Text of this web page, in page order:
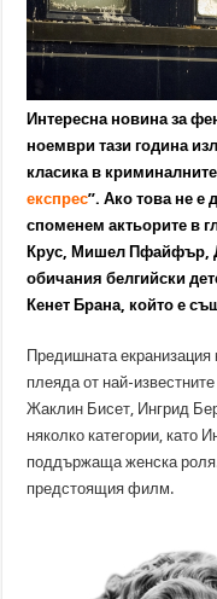
Интересна новина за
ноември тази година
класика в
експрес”. Ако това не е
споменем актьорите в
Крус, Мишел Пфайфър,
обичания белгийски
Кенет Брана, който е
Предишната екранизация
плеяда от най-
Жаклин Бисет, Ингрид
няколко категории, като
поддържаща женска
предстоящия филм.